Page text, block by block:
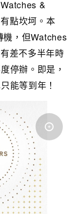
&
點坎坷。本
機，但Watches
差不多半年時
停辦。即是，
能等到年！